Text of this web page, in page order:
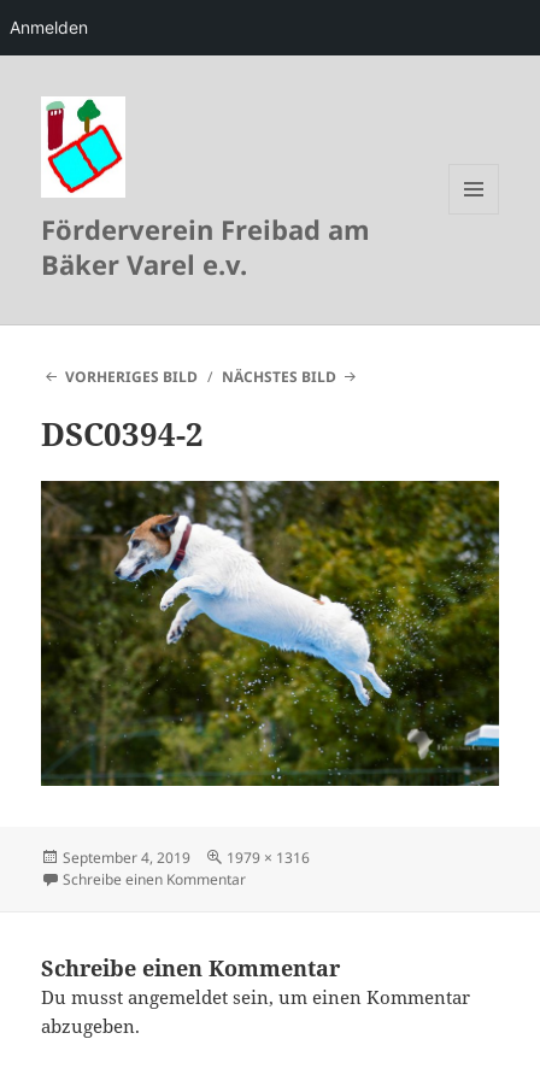
Anmelden
Förderverein Freibad am
Bäker Varel e.v.
VORHERIGES BILD NÄCHSTES BILD
DSC0394-2
Veröffentlicht
am
September 4, 2019 Originalgröße
1979 × 1316
Schreibe einen Kommentarzu DSC0394-2
Schreibe einen Kommentar
Du musstangemeldet sein, um einen Kommentar
abzugeben.